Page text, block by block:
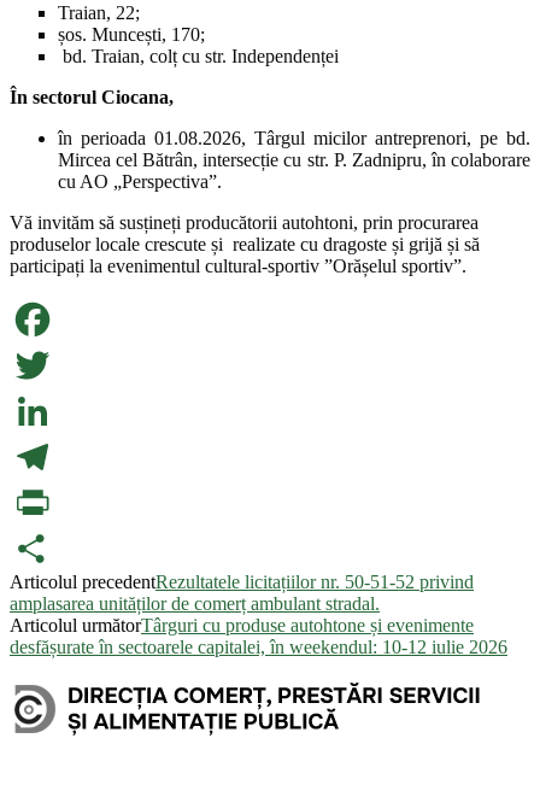
Traian, 22;
șos. Muncești, 170;
bd. Traian, colț cu str. Independenței
În sectorul Ciocana,
în perioada 01.08.2026, Târgul micilor antreprenori, pe bd.
Mircea cel Bătrân, intersecție cu str. P. Zadnipru, în colaborare
cu AO „Perspectiva”.
Vă invităm să susțineți producătorii autohtoni, prin procurarea
produselor locale crescute și realizate cu dragoste și grijă și să
participați la evenimentul cultural-sportiv ”Orășelul sportiv”.
Facebook
Twitter
LinkedIn
Telegram
PrintFriendly
Partajează
Articolul precedentRezultatele licitațiilor nr. 50-51-52 privind
amplasarea unităților de comerț ambulant stradal.
Articolul următorTârguri cu produse autohtone și evenimente
desfășurate în sectoarele capitalei, în weekendul: 10-12 iulie 2026